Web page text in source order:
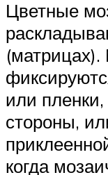
Цветные
или
стороны,
когда